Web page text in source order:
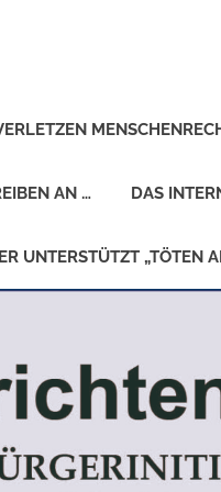
AN … DAS
UNTERSTÜTZT „TÖTEN